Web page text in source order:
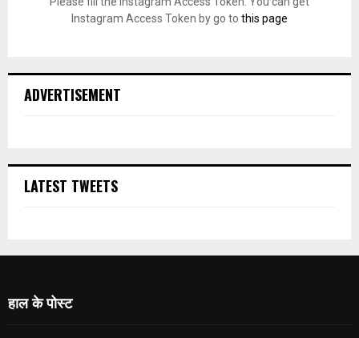
Instagram Access Token by go to this page
ADVERTISEMENT
LATEST TWEETS
हाल के पोस्ट